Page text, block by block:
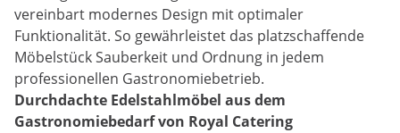
vereinbart modernes Design mit optimaler
Funktionalität. So gewährleistet das platzschaffende
Möbelstück Sauberkeit und Ordnung in jedem
professionellen Gastronomiebetrieb.
Durchdachte Edelstahlmöbel aus dem
Gastronomiebedarf von Royal Catering